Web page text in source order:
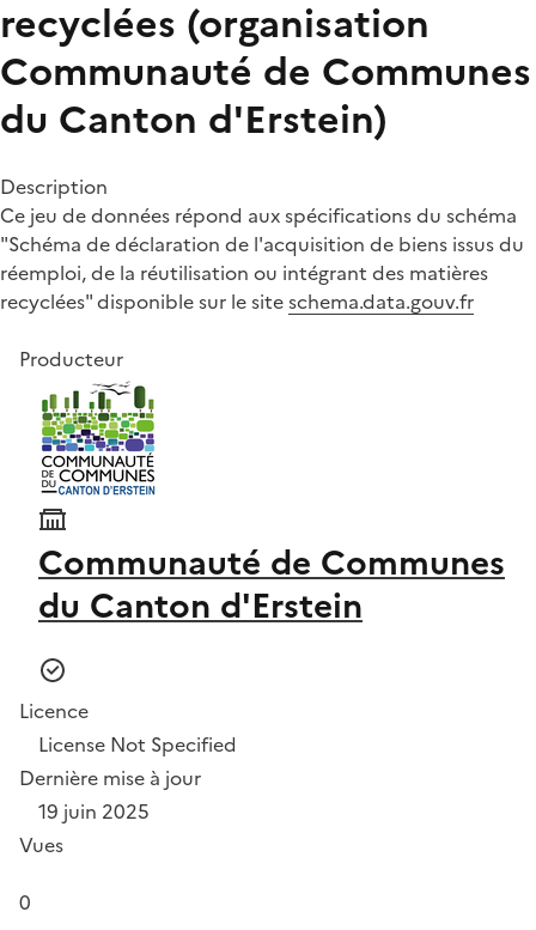
recyclées (organisation
Communauté de Communes
du Canton d'Erstein)
Description
Ce jeu de données répond aux spécifications du schéma
"Schéma de déclaration de l'acquisition de biens issus du
réemploi, de la réutilisation ou intégrant des matières
recyclées" disponible sur le siteschema.data.gouv.fr
Producteur
Communauté de Communes
du Canton d'Erstein
Licence
License Not Specified
Dernière mise à jour
19 juin 2025
Vues
0